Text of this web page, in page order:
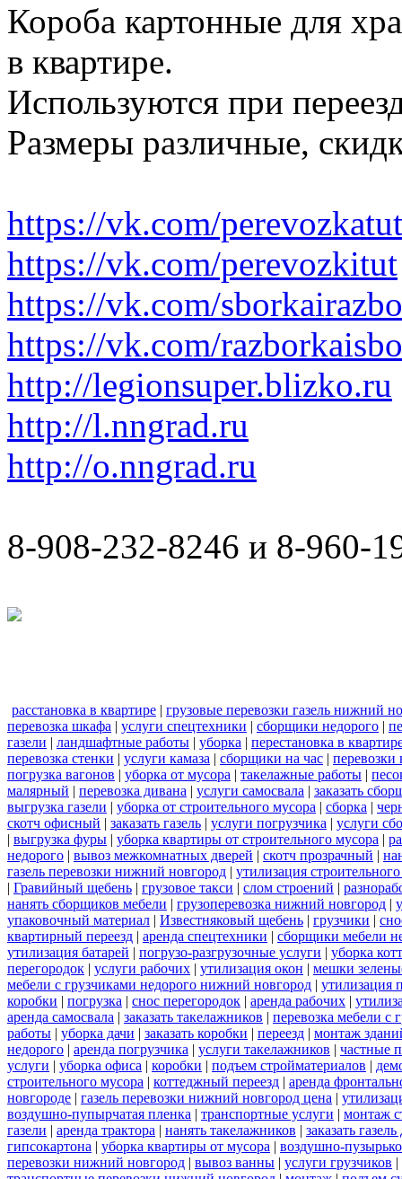
Короба картонные для
в квартире.
Используются при
Размеры различные,
https://vk.com/perevozkatut
https://vk.com/perevozkitut
https://vk.com/
https://vk.com/
http://legionsuper.blizko.ru
http://l.nngrad.ru
http://o.nngrad.ru
8-908-232-8246 и 8-960-
расстановка в квартире | грузовые перевозки газель нижний
перевозка шкафа | услуги спецтехники | сборщики недорого |
газели | ландшафтные работы | уборка | перестановка в
перевозка стенки | услуги камаза | сборщики на час | перевозки
погрузка вагонов | уборка от мусора | такелажные работы |
малярный | перевозка дивана | услуги самосвала | заказать
выгрузка газели | уборка от строительного мусора | сборка |
скотч офисный | заказать газель | услуги погрузчика | услуги
| выгрузка фуры | уборка квартиры от строительного мусора |
недорого | вывоз межкомнатных дверей | скотч прозрачный |
газель перевозки нижний новгород | утилизация
| Гравийный щебень | грузовое такси | слом строений |
нанять сборщиков мебели | грузоперевозка нижний новгород |
упаковочный материал | Известняковый щебень | грузчики |
квартирный переезд | аренда спецтехники | сборщики мебели
утилизация батарей | погрузо-разгрузочные услуги | уборка
перегородок | услуги рабочих | утилизация окон | мешки
мебели с грузчиками недорого нижний новгород | утилизация
коробки | погрузка | снос перегородок | аренда рабочих |
аренда самосвала | заказать такелажников | перевозка мебели с
работы | уборка дачи | заказать коробки | переезд | монтаж
недорого | аренда погрузчика | услуги такелажников | частные
услуги | уборка офиса | коробки | подъем стройматериалов |
строительного мусора | коттеджный переезд | аренда
новгороде | газель перевозки нижний новгород цена |
воздушно-пупырчатая пленка | транспортные услуги | монтаж
газели | аренда трактора | нанять такелажников | заказать
гипсокартона | уборка квартиры от мусора | воздушно-
перевозки нижний новгород | вывоз ванны | услуги грузчиков |